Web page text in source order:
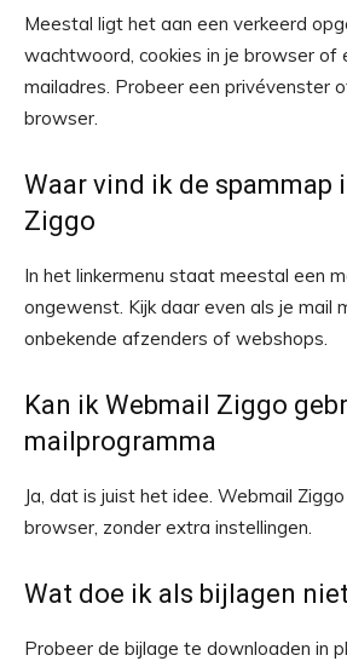
Meestal ligt het aan een verkeerd
wachtwoord, cookies in je browser of
mailadres. Probeer een privévenster
browser.
Waar vind ik de spammap
Ziggo
In het linkermenu staat meestal een
ongewenst. Kijk daar even als je mail
onbekende afzenders of webshops.
Kan ik Webmail Ziggo
mailprogramma
Ja, dat is juist het idee. Webmail
browser, zonder extra instellingen.
Wat doe ik als bijlagen
Probeer de bijlage te downloaden in